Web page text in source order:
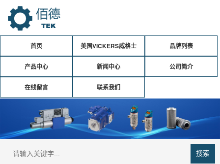
首页 美国VICKERS威格士 品牌列表
产品中心 新闻中心 公司简介
在线留言 联系我们
搜索